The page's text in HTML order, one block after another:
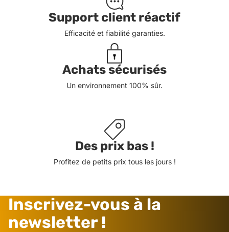
Support client réactif
Efficacité et fiabilité garanties.
Achats sécurisés
Un environnement 100% sûr.
Des prix bas !
Profitez de petits prix tous les jours !
Inscrivez-vous à la
newsletter !